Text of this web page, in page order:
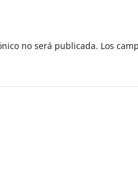
no será publicada. Los